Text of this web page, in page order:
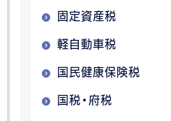
固定資産税
軽自動車税
国民健康保険税
国税・府税